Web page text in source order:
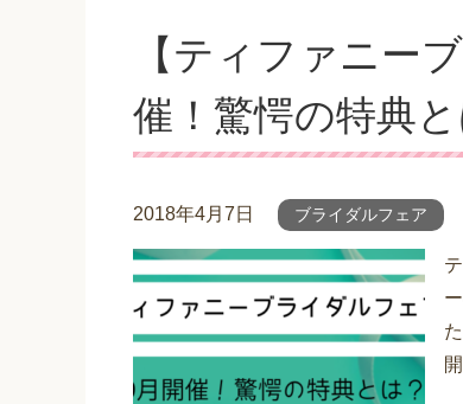
【ティファニー
催！驚愕の特典と
2018年4月7日 ブライダルフェア